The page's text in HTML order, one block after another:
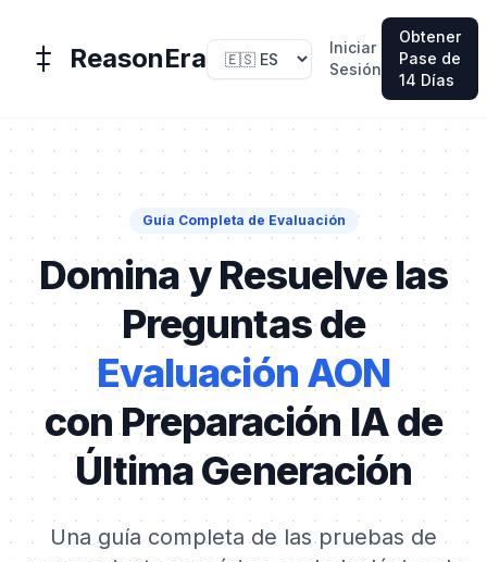
ReasonEra
Iniciar
Sesión
Obtener
Pase de
14 Días
Guía Completa de Evaluación
Domina y Resuelve las
Preguntas de
Evaluación AON
con Preparación IA de
Última Generación
Una guía completa de las pruebas de